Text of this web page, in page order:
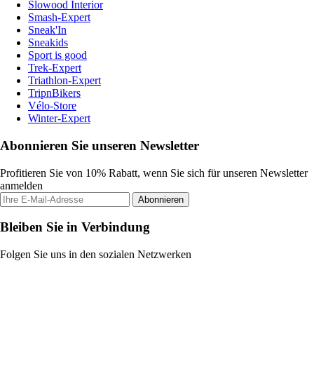
Slowood Interior
Smash-Expert
Sneak'In
Sneakids
Sport is good
Trek-Expert
Triathlon-Expert
TripnBikers
Vélo-Store
Winter-Expert
Abonnieren Sie unseren Newsletter
Profitieren Sie von 10% Rabatt, wenn Sie sich für unseren Newsletter
anmelden
Abonnieren
Bleiben Sie in Verbindung
Folgen Sie uns in den sozialen Netzwerken